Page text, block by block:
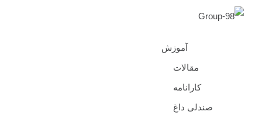
آموزش
مقالات
کارانامه
صندلی داغ